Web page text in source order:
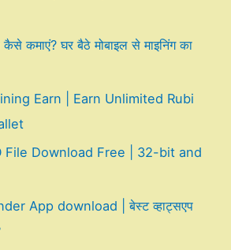
कमाएं? घर बैठे मोबाइल से माइनिंग का
Earn | Earn Unlimited Rubi
File Download Free | 32-bit and
App download | बेस्ट व्हाट्सएप